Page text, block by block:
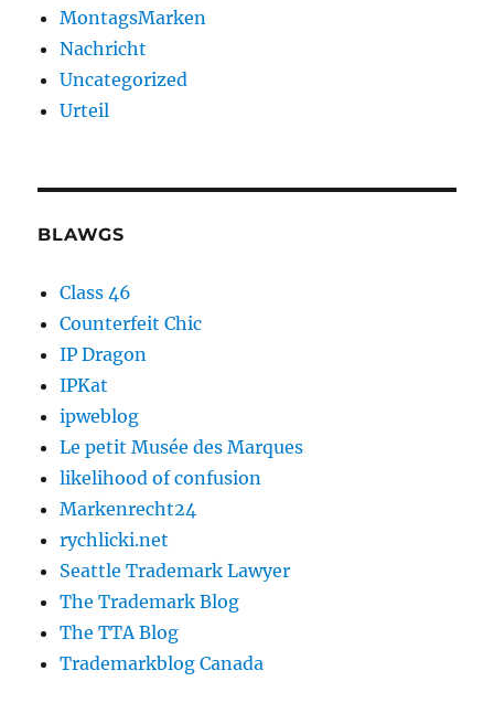
MontagsMarken
Nachricht
Uncategorized
Urteil
BLAWGS
Class 46
Counterfeit Chic
IP Dragon
IPKat
ipweblog
Le petit Musée des Marques
likelihood of confusion
Markenrecht24
rychlicki.net
Seattle Trademark Lawyer
The Trademark Blog
The TTA Blog
Trademarkblog Canada